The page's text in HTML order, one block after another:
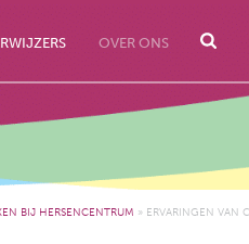
OVER ONS
BIJ HERSENCENTRUM » ERVARINGEN VAN